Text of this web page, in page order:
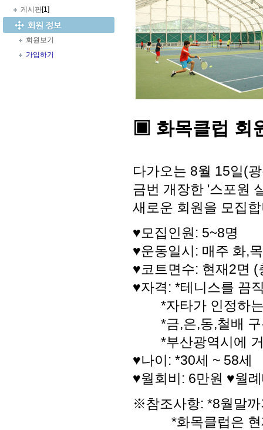
게시판[1]
회원보기
가입하기
▣ 화목클럽 회
다가오는 8월 15일(
금번 개장한 '스포원
새로운 회원을 모집
♥모집인원: 5~8명
♥운동일시: 매주 화,
♥코트면수: 현재2면
♥자격: *테니스를 끔
*자타가 인정하는
*금,은,동,철배 구
*부산광역시에 거
♥나이: *30세 ~ 58세
♥월회비: 6만원 ♥월
※참조사항: *8월말
*화목클럽은 현재